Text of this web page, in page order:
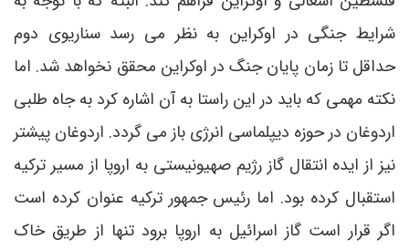
شرایط جنگی در اوکراین به نظر می رسد سناریوی دوم
حداقل تا زمان پایان جنگ در اوکراین محقق نخواهد شد. اما
نکته مهمی که باید در این راستا به آن اشاره کرد به جاه طلبی
اردوغان در حوزه دیپلماسی انرژی باز می گردد. اردوغان پیشتر
نیز از ایده انتقال گاز رژیم صهیونیستی به اروپا از مسیر ترکیه
استقبال کرده بود. اما رئیس جمهور ترکیه عنوان کرده است
اگر قرار است گاز اسرائیل به اروپا برود تنها از طریق خاک